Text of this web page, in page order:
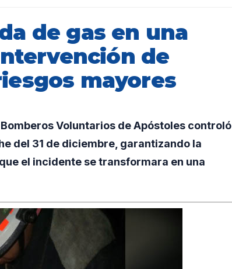
de gas en una
de
mayores
Bomberos Voluntarios de Apóstoles controló
del 31 de diciembre, garantizando la
el incidente se transformara en una